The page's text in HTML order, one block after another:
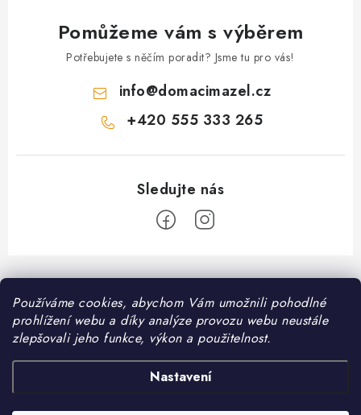
Používáme cookies, abychom Vám umožnili pohodlné
prohlížení webu a díky analýze provozu webu neustále
zlepšovali jeho funkce, výkon a použitelnost.
Nastavení
Pomůžeme vám s výběrem
Potřebujete s něčím poradit? Jsme tu pro vás!
info@domacimazel.cz
+420 555 333 265
Z
á
Informace pro vás
Kontakt
Možnosti dopravy
Hodnocení obchodu
❤️ Oblíbené kategorie